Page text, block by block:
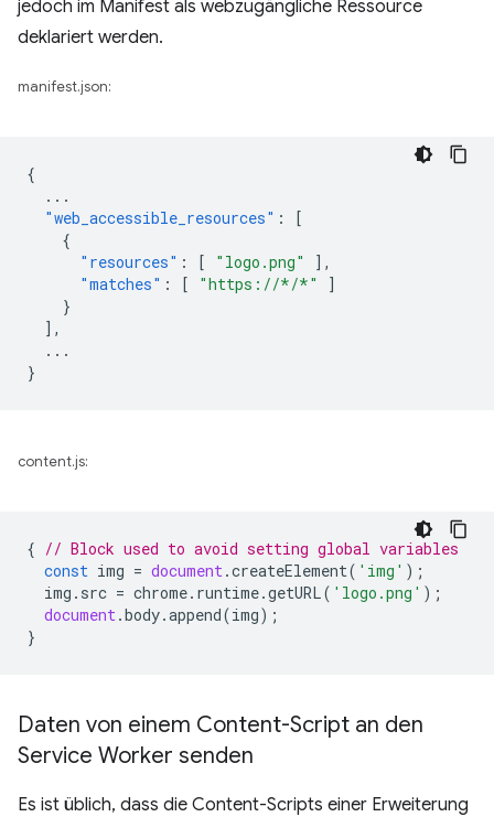
jedoch im Manifest als webzugängliche Ressource
deklariert werden.
manifest.json:
{
...
"web_accessible_resources" :
[
{
"resources" : [ "logo.png"
],
"matches" : [ "https://*/*"
]
}
],
...
}
content.js:
{ // Block used to avoid setting global variables
const img = document.createElement( 'img' );
img . src = chrome. runtime.getURL( 'logo.png' );
document.body.append(img);
}
Daten von einem Content-Script an den
Service Worker senden
Es ist üblich, dass die Content-Scripts einer Erweiterung